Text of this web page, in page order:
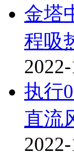
金塔
程吸
执行
直流